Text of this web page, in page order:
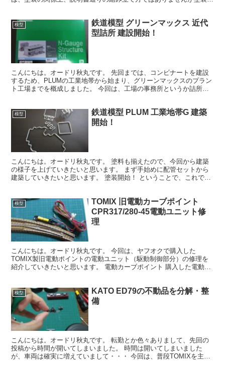
模型
鉄道模型 グリーンマックス 近代
型詰所 建設開始！
こんにちは。オードリ秋丸です。 先回までは、コンビナートを建設
するため、PLUMの工業地帯から始まり、グリーンマックスのプラン
ト工場までを概成しました。 今回は、工場の事務所というか詰所も
模型
鉄道模型 PLUM 工業地帯G 建築
開始！
こんにちは。オードリ秋丸です。 塗料も揃えたので、今回から建築
の様子を上げていきたいと思います。 まず手始めに配管セットから
建築していきたいと思います。 塗装開始！ ということで、これです
模型
TOMIX 旧電動カーブポイント
CPR317/280-45電動ユニット修
理
こんにちは。オードリ秋丸です。 今回は、ヤフオクで購入した
TOMIX製旧電動ポイントの電動ユニット（駆動制御部分）の修理を
紹介していきたいと思います。 電動カーブポイント 購入した電動ポ
模型
KATO ED79の不動品を分解・整
備
こんにちは。オードリ秋丸です。 転勤とか色々ありまして、先回の
投稿から時間が開いてしまいました。 時間は開いてしまいました
が、車両は確実に増えていまして・・・ 今回は、普段TOMIXを主に